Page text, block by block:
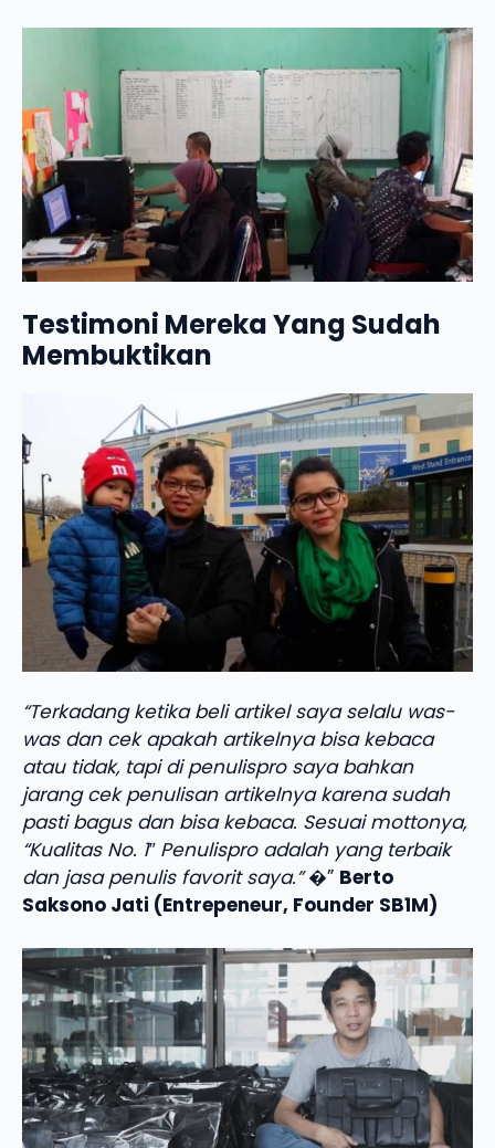
Testimoni Mereka Yang Sudah
Membuktikan
“Terkadang ketika beli artikel saya selalu was-
was dan cek apakah artikelnya bisa kebaca
atau tidak, tapi di penulispro saya bahkan
jarang cek penulisan artikelnya karena sudah
pasti bagus dan bisa kebaca. Sesuai mottonya,
“Kualitas No. 1″ Penulispro adalah yang terbaik
dan jasa penulis favorit saya.”�” Berto
Saksono Jati (Entrepeneur, Founder SB1M)